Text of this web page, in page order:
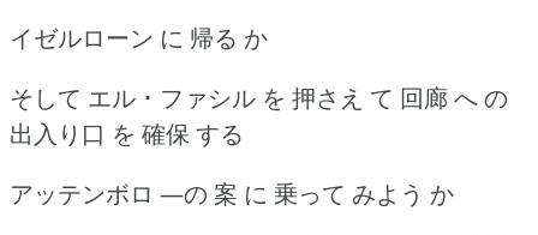
イゼルローン に 帰る か
そして エル ･ ファシル を 押さえ て 回廊 へ の
出入り口 を 確保 する
アッテンボロ ―の 案 に 乗って みよう か